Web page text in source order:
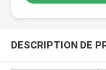
DESCRIPTION DE